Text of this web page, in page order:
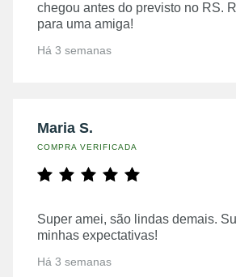
chegou antes do previsto no RS.
para uma amiga!
Há 3 semanas
Maria S.
COMPRA VERIFICADA
Super amei, são lindas demais.
minhas expectativas!
Há 3 semanas